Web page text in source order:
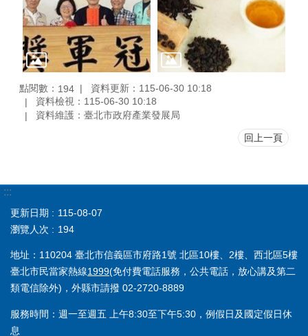
點閱數： 194
資料更新：115-06-30 10:18
資料檢視：115-06-30 10:18
資料維護：臺北市政府產業發展局
回上一頁
:::
更新日期
115-08-07
瀏覽人次
194
地址：110204 臺北市信義區市府路1號 北區10樓、2樓、西北區5樓
臺北市民當家熱線1999(免付費電話服務，公共電話，放心講及第二
類電信除外)，外縣市請撥 02-2720-8889
服務時間：週一至週五 上午8:30至下午5:30，例假日及國定假日休
息